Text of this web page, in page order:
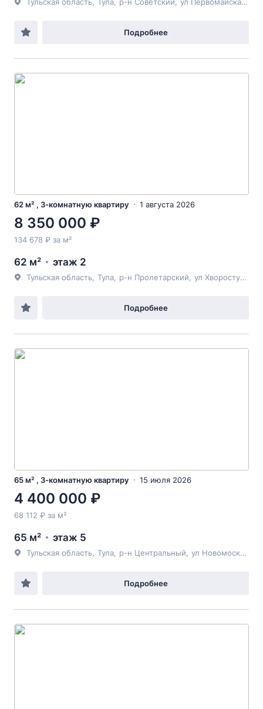
Подробнее
62 м² , 3-комнатную квартиру 1 августа 2026
8 350 000 ₽
134 678 ₽ за м²
62 м² этаж 2
Тульская область Тула р-н Пролетарский ул Хворостухина
Подробнее
65 м² , 3-комнатную квартиру 15 июля 2026
4 400 000 ₽
68 112 ₽ за м²
65 м² этаж 5
Тульская область Тула р-н Центральный ул Новомосковская
Подробнее